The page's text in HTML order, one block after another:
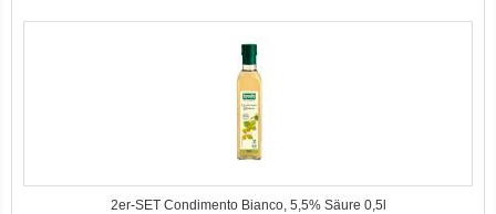
2er-SET Condimento Bianco, 5,5% Säure 0,5l